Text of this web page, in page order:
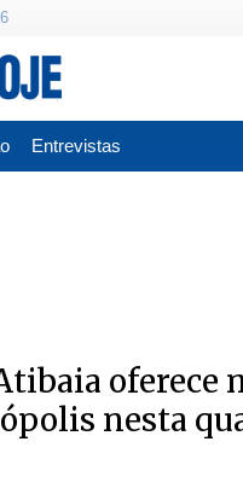
Entrevistas
oferece
nesta